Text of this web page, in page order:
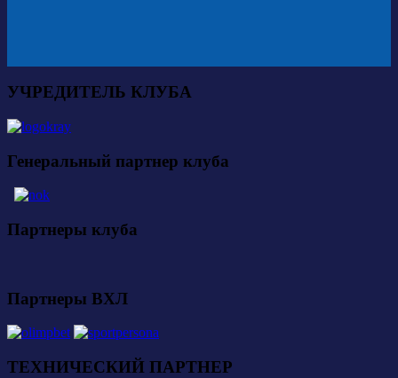
УЧРЕДИТЕЛЬ КЛУБА
Генеральный партнер клуба
Партнеры клуба
Партнеры ВХЛ
ТЕХНИЧЕСКИЙ ПАРТНЕР